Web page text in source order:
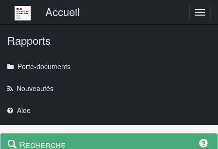
Menu principalAccueil
Rapports
Porte-documents
Nouveautés
Aide
Navigation
Menu
contextuel
Recherche